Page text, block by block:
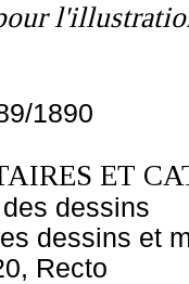
1890
ET
dessins
dessins et
Recto